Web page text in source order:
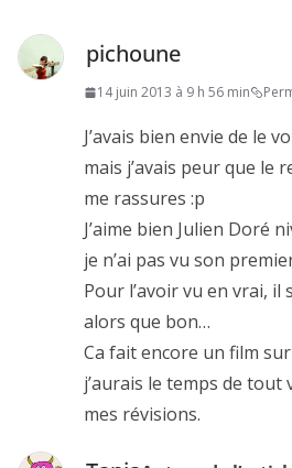
pichoune
14 juin 2013 à 9 h 56 min
J’avais bien envie de le
mais j’avais peur que le
me rassures :p
J’aime bien Julien Doré
je n’ai pas vu son
Pour l’avoir vu en vrai, il
alors que bon…
Ca fait encore un film
j’aurais le temps de
mes révisions.